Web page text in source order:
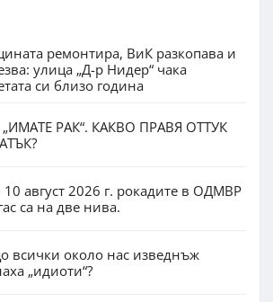
ремонтира, ВиК разкопава и
улица „Д-р Нидер“ чака
си близо година
РАК“. КАКВО ПРАВЯ ОТТУК
август 2026 г. рокадите в ОДМВР
са на две нива.
всички около нас изведнъж
„идиоти“?